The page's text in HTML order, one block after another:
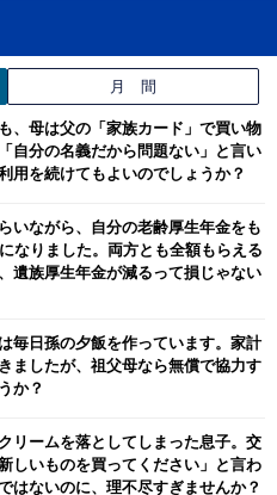
月 間
、母は父の「家族カード」で買い物
自分の名義だから問題ない」と言い
用を続けてもよいのでしょうか？
いながら、自分の老齢厚生年金をも
なりました。両方とも全額もらえる
遺族厚生年金が減るって損じゃない
毎日孫の夕飯を作っています。家計
ましたが、祖父母なら無償で協力す
か？
リームを落としてしまった息子。交
しいものを買ってください」と言わ
はないのに、理不尽すぎませんか？